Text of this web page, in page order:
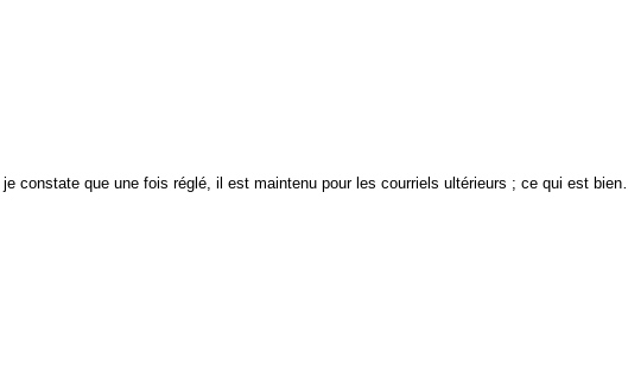
constate que une fois réglé, il est maintenu pour les courriels ultérieurs ; ce qui est